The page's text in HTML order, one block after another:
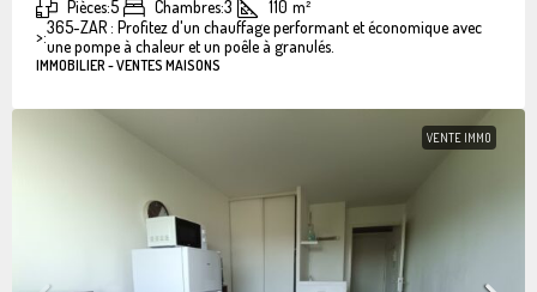
Pièces:5 Chambres:3 110 m²
>:365-ZAR : Profitez d'un chauffage performant et économique avec
une pompe à chaleur et un poêle à granulés.
IMMOBILIER - VENTES MAISONS
VENTE IMMO